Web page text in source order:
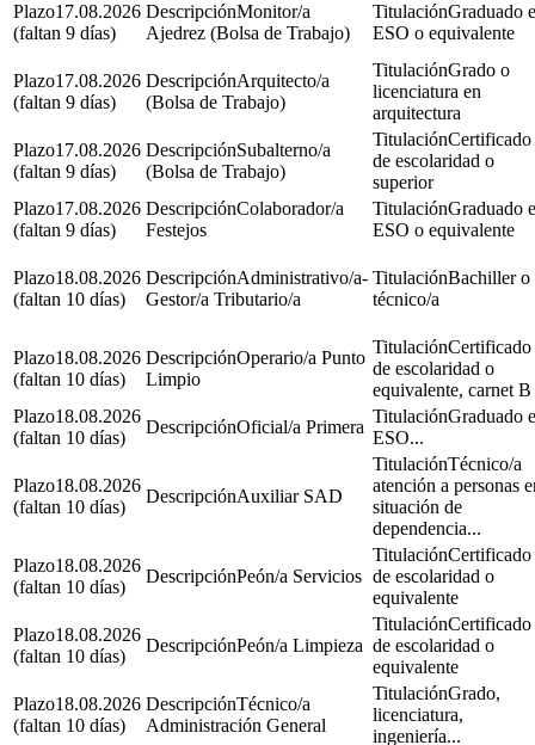
17.08.2026
(faltan 9 días)
Monitor/a
Ajedrez (Bolsa de Trabajo)
Graduado
ESO o equivalente
17.08.2026
(faltan 9 días)
Arquitecto/a
(Bolsa de Trabajo)
Grado o
licenciatura en
arquitectura
17.08.2026
(faltan 9 días)
Subalterno/a
(Bolsa de Trabajo)
Certificado
de escolaridad o
superior
17.08.2026
(faltan 9 días)
Colaborador/a
Festejos
Graduado
ESO o equivalente
18.08.2026
(faltan 10 días)
Administrativo/a-
Gestor/a Tributario/a
Bachiller o
técnico/a
18.08.2026
(faltan 10 días)
Operario/a Punto
Limpio
Certificado
de escolaridad o
equivalente, carnet B
18.08.2026
(faltan 10 días)
Oficial/a Primera
Graduado
ESO...
18.08.2026
(faltan 10 días)
Auxiliar SAD
Técnico/a
atención a personas
situación de
dependencia...
18.08.2026
(faltan 10 días)
Peón/a Servicios
Certificado
de escolaridad o
equivalente
18.08.2026
(faltan 10 días)
Peón/a Limpieza
Certificado
de escolaridad o
equivalente
18.08.2026
(faltan 10 días)
Técnico/a
Administración General
Grado,
licenciatura,
ingeniería...